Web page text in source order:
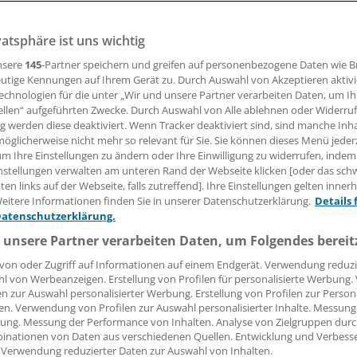
werden von Partnern oder Kindern versorgt. Auf
nicht halten, wie auf einem Symposium des Teltower
Misslbeck
18:55 Uhr
Die kommenden 20 Jahre
Gesellschaft in Sachen Pflege
Herausforderungen stellen.
der Pflege zu sichern, sind
Ansätze nötig.
ist uns wichtig
145-Partner speichern und greifen auf personenbezogene Daten wie
Kennungen auf Ihrem Gerät zu. Durch Auswahl von Akzeptieren
für die unter „Wir und unsere Partner verarbeiten Daten, um
aufgeführten Zwecke. Durch Auswahl von Alle ablehnen oder
werden diese deaktiviert. Wenn Tracker deaktiviert sind, sind manche
nicht mehr so relevant für Sie. Sie können dieses Menü
Ihre Einstellungen zu ändern oder Ihre Einwilligung zu widerrufen, indem
verwalten am unteren Rand der Webseite klicken [oder das
links auf der Webseite, falls zutreffend]. Ihre Einstellungen gelten
Informationen finden Sie in unserer Datenschutzerklärung. Details
Partner verarbeiten Daten, um Folgendes
oder Zugriff auf Informationen auf einem Endgerät. Verwendung
von Werbeanzeigen. Erstellung von Profilen für personalisierte
zur Auswahl personalisierter Werbung. Erstellung von Profilen zur
Verwendung von Profilen zur Auswahl personalisierter Inhalte.
Messung der Performance von Inhalten. Analyse von Zielgruppen
von Daten aus verschiedenen Quellen. Entwicklung und
reduzierter Daten zur Auswahl von Inhalten.